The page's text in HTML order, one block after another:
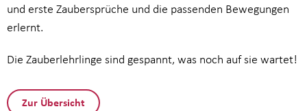
und erste Zaubersprüche und die passenden Bewegungen
erlernt.
Die Zauberlehrlinge sind gespannt, was noch auf sie wartet!
Zur Übersicht